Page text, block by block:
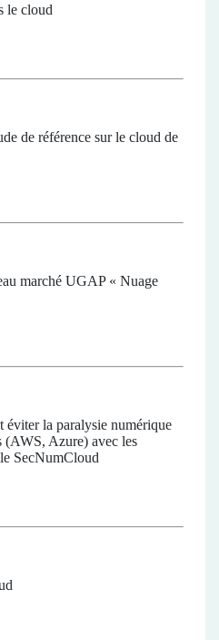
le cloud
de référence sur le cloud de
marché UGAP « Nuage
la paralysie numérique
(AWS, Azure) avec les
SecNumCloud